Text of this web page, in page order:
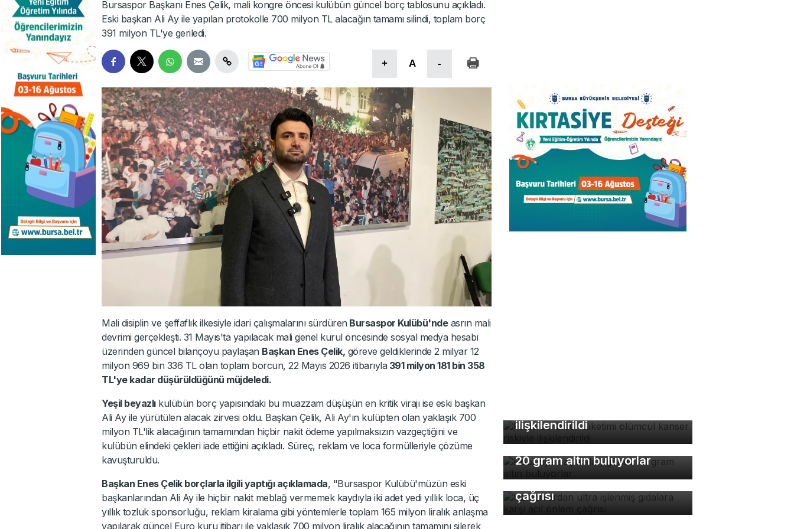
Bursaspor Başkanı Enes Çelik, mali kongre öncesi kulübün güncel borç tablosunu açıkladı.
Eski başkan Ali Ay ile yapılan protokolle 700 milyon TL alacağın tamamı silindi, toplam borç
391 milyon TL'ye geriledi.
+ A -
Mali disiplin ve şeffaflık ilkesiyle idari çalışmalarını sürdüren Bursaspor Kulübü'ndeasrın mali
devrimi gerçekleşti. 31 Mayıs'ta yapılacak mali genel kurul öncesinde sosyal medya hesabı
üzerinden güncel bilançoyu paylaşan Başkan Enes Çelik, göreve geldiklerinde 2 milyar 12
milyon 969 bin 336 TL olan toplam borcun, 22 Mayıs 2026 itibarıyla 391 milyon 181 bin 358
TL'ye kadar düşürüldüğünü müjdeledi.
Yeşil beyazlıkulübün borç yapısındaki bu muazzam düşüşün en kritik virajı ise eski başkan
Ali Ay ile yürütülen alacak zirvesi oldu. Başkan Çelik, Ali Ay'ın kulüpten olan yaklaşık 700
milyon TL'lik alacağının tamamından hiçbir nakit ödeme yapılmaksızın vazgeçtiğini ve
kulübün elindeki çekleri iade ettiğini açıkladı. Süreç, reklam ve loca formülleriyle çözüme
kavuşturuldu.
Başkan Enes Çelik borçlarla ilgili yaptığı açıklamada, "Bursaspor Kulübü'müzün eski
başkanlarından Ali Ay ile hiçbir nakit meblağ vermemek kaydıyla iki adet yedi yıllık loca, üç
yıllık tozluk sponsorluğu, reklam kiralama gibi yöntemlerle toplam 165 milyon liralık anlaşma
yapılarak güncel Euro kuru itibarı ile yaklaşık 700 milyon liralık alacağının tamamını silerek
ilişkilendirildi
Hobi diye başladılar, günde
20 gram altın buluyorlar
Uzmanlardan ultra işlenmiş
gıdalara karşı acil önlem
çağrısı